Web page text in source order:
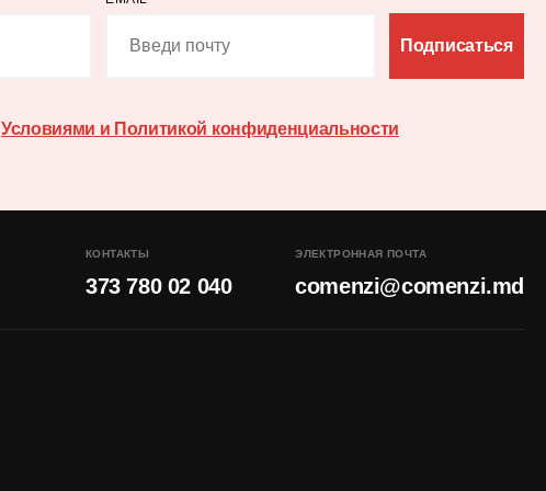
Подписаться
Условиями и Политикой конфиденциальности
КОНТАКТЫ
373 780 02 040
ЭЛЕКТРОННАЯ ПОЧТА
comenzi@comenzi.md